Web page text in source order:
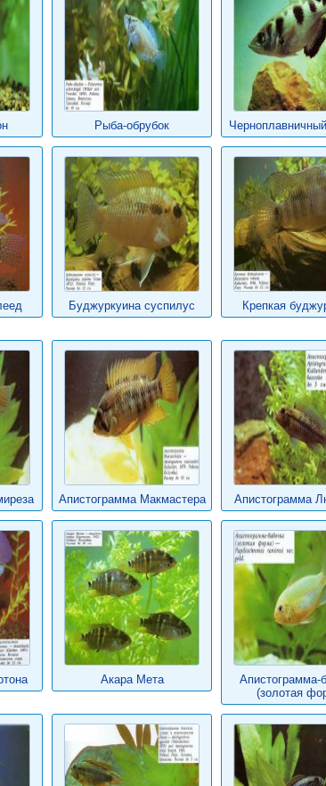
Рыба-обрубок
Буджуркуина суспилус Крепкая
Апистограмма Макмастера Апистограмма
Акара Мета
Апистограмма-
(золотая